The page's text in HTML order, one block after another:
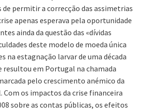
de permitir a correcção das assimetrias
apenas esperava pela oportunidade
ainda da questão das «dívidas
deste modelo de moeda única
na estagnação larvar de uma década
resultou em Portugal na chamada
pelo crescimento anémico da
Com os impactos da crise financeira
sobre as contas públicas, os efeitos